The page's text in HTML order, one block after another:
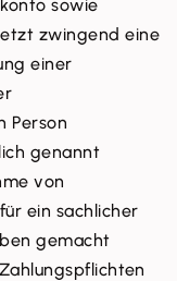
sowie
zwingend eine
einer
Person
genannt
von
ein sachlicher
gemacht